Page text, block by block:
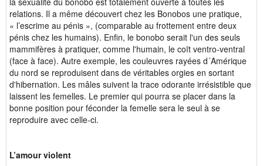
relations. Il a même découvert chez les Bonobos une pratique,
« l’escrime au pénis », (comparable au frottement entre deux
pénis chez les humains). Enfin, le bonobo serait l'un des seuls
mammifères à pratiquer, comme l'humain, le coït ventro-ventral
(face à face). Autre exemple, les couleuvres rayées d´Amérique
du nord se reproduisent dans de véritables orgies en sortant
d'hibernation. Les mâles suivent la trace odorante irrésistible que
laissent les femelles. Le premier qui pourra se placer dans la
bonne position pour féconder la femelle sera le seul à se
reproduire avec celle-ci.
L’amour violent